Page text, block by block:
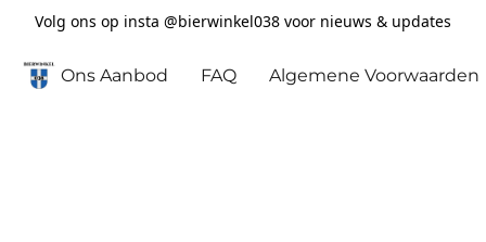
Volg ons op insta @bierwinkel038 voor nieuws & updates
Ons Aanbod FAQ Algemene Voorwaarden